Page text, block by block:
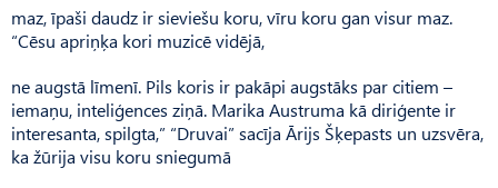
maz, īpaši daudz ir sieviešu koru, vīru koru gan visur maz.
“Cēsu apriņķa kori muzicē vidējā,
ne augstā līmenī. Pils koris ir pakāpi augstāks par citiem –
iemaņu, inteliģences ziņā. Marika Austruma kā diriģente ir
interesanta, spilgta,” “Druvai” sacīja Ārijs Šķepasts un uzsvēra,
ka žūrija visu koru sniegumā